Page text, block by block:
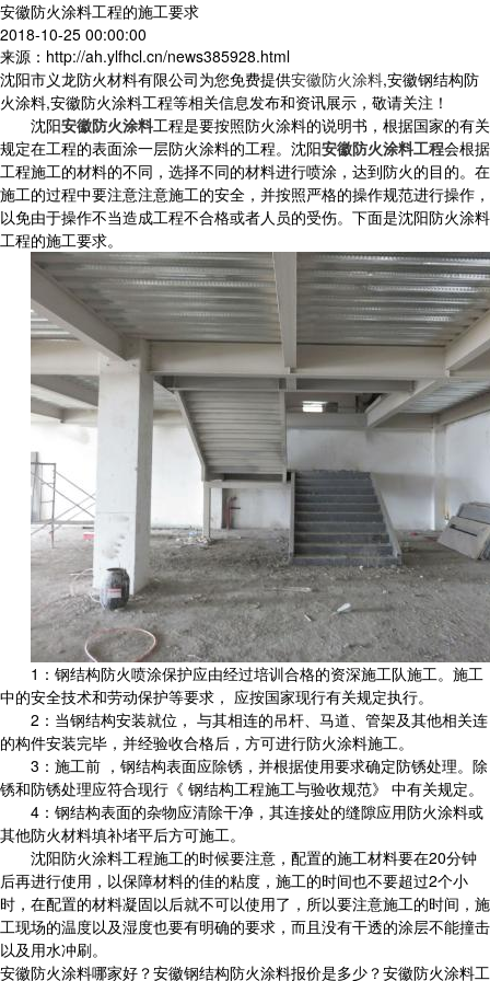
安徽防火涂料工程的施工要求
2018-10-25 00:00:00
来源：http://ah.ylfhcl.cn/news385928.html
沈阳市义龙防火材料有限公司为您免费提供安徽防火涂料,安徽钢结构防
火涂料,安徽防火涂料工程等相关信息发布和资讯展示，敬请关注！
沈阳安徽防火涂料工程是要按照防火涂料的说明书，根据国家的有关
规定在工程的表面涂一层防火涂料的工程。沈阳安徽防火涂料工程会根据
工程施工的材料的不同，选择不同的材料进行喷涂，达到防火的目的。在
施工的过程中要注意注意施工的安全，并按照严格的操作规范进行操作，
以免由于操作不当造成工程不合格或者人员的受伤。下面是沈阳防火涂料
工程的施工要求。
1：钢结构防火喷涂保护应由经过培训合格的资深施工队施工。施工
中的安全技术和劳动保护等要求， 应按国家现行有关规定执行。
2：当钢结构安装就位， 与其相连的吊杆、马道、管架及其他相关连
的构件安装完毕，并经验收合格后，方可进行防火涂料施工。
3：施工前 ，钢结构表面应除锈，并根据使用要求确定防锈处理。除
锈和防锈处理应符合现行《 钢结构工程施工与验收规范》 中有关规定。
4：钢结构表面的杂物应清除干净，其连接处的缝隙应用防火涂料或
其他防火材料填补堵平后方可施工。
沈阳防火涂料工程施工的时候要注意，配置的施工材料要在20分钟
后再进行使用，以保障材料的佳的粘度，施工的时间也不要超过2个小
时，在配置的材料凝固以后就不可以使用了，所以要注意施工的时间，施
工现场的温度以及湿度也要有明确的要求，而且没有干透的涂层不能撞击
以及用水冲刷。
安徽防火涂料哪家好？安徽钢结构防火涂料报价是多少？安徽防火涂料工